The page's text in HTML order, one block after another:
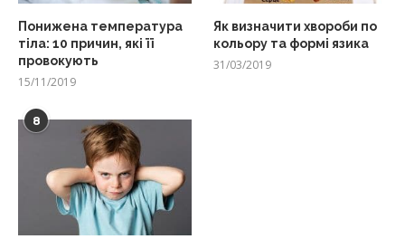
Понижена температура
тіла: 10 причин, які її
провокують
15/11/2019
Як визначити хвороби по
кольору та формі язика
31/03/2019
8